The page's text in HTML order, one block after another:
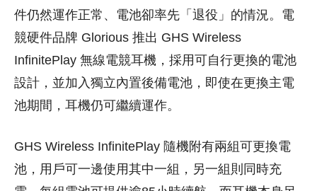
件仍然運作正常、電池卻率先「退役」的情況。電
競硬件品牌 Glorious 推出 GHS Wireless
InfinitePlay 無線電競耳機，採用可自行更換的電池
設計，並加入獨立內置後備電池，即使在更換主電
池期間，耳機仍可繼續運作。
GHS Wireless InfinitePlay 隨機附有兩組可更換電
池，用戶可一邊使用其中一組，另一組則同時充